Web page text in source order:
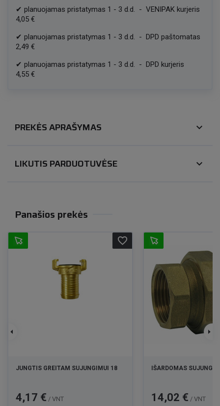
✔ planuojamas pristatymas 1 - 3 d.d. - VENIPAK kurjeris
4,05 €
✔ planuojamas pristatymas 1 - 3 d.d. - DPD paštomatas
2,49 €
✔ planuojamas pristatymas 1 - 3 d.d. - DPD kurjeris
4,55 €
PREKĖS APRAŠYMAS expand_more
LIKUTIS PARDUOTUVĖSE expand_more
Panašios prekės
JUNGTIS GREITAM SUJUNGIMUI 18
Kaina
4,17 € / VNT
favorite_border
IŠARDOMAS
Kaina
14,02 € / VNT